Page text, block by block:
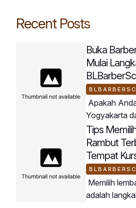
Recent Posts
Buka
Mulai
Apakah
Yogyakarta
usaha
Anda?
jembatan
rencana
penjuru
tujuan
Tips
Rambut
Tempat
Memilih
adalah